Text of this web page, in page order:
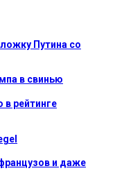
Путина со
в свинью
в рейтинге
и даже